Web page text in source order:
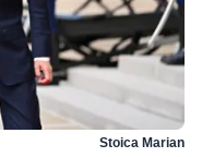
Stoica Marian